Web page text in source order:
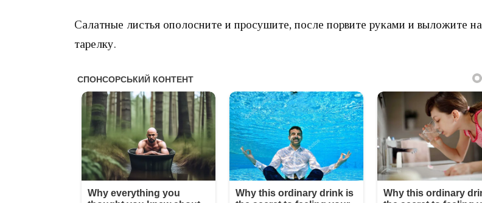
Салатные листья ополосните и просушите, после порвите руками и выложите на
тарелку.